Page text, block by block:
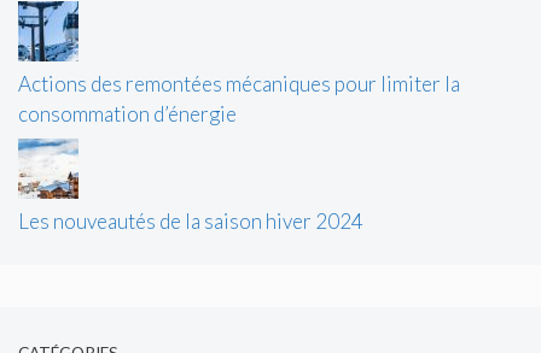
Actions des remontées mécaniques pour limiter la
consommation d’énergie
Les nouveautés de la saison hiver 2024